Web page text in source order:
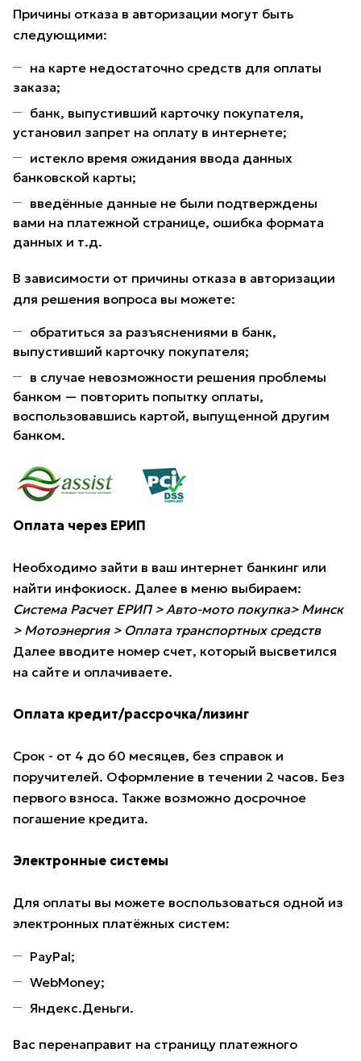
Причины отказа в авторизации могут быть
следующими:
на карте недостаточно средств для оплаты
заказа;
банк, выпустивший карточку покупателя,
установил запрет на оплату в интернете;
истекло время ожидания ввода данных
банковской карты;
введённые данные не были подтверждены
вами на платежной странице, ошибка формата
данных и т.д.
В зависимости от причины отказа в авторизации
для решения вопроса вы можете:
обратиться за разъяснениями в банк,
выпустивший карточку покупателя;
в случае невозможности решения проблемы
банком — повторить попытку оплаты,
воспользовавшись картой, выпущенной другим
банком.
Оплата через ЕРИП
Необходимо зайти в ваш интернет банкинг или
найти инфокиоск. Далее в меню выбираем:
Система Расчет ЕРИП > Авто-мото покупка> Минск
> Мотоэнергия > Оплата транспортных средств
Далее вводите номер счет, который высветился
на сайте и оплачиваете.
Оплата кредит/рассрочка/лизинг
Срок - от 4 до 60 месяцев, без справок и
поручителей. Оформление в течении 2 часов. Без
первого взноса. Также возможно досрочное
погашение кредита.
Электронные системы
Для оплаты вы можете воспользоваться одной из
электронных платёжных систем:
PayPal;
WebMoney;
Яндекс.Деньги.
Вас перенаправит на страницу платежного